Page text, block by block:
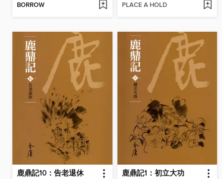
BORROW PLACE A HOLD
鹿鼎記10：告老退休 鹿鼎記1：初立大功